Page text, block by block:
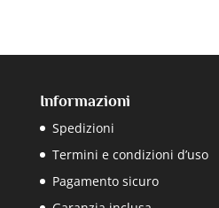
Informazioni
Spedizioni
Termini e condizioni d’uso
Pagamento sicuro